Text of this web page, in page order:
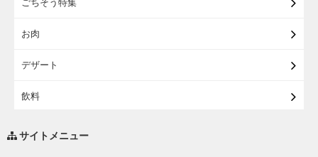
ごちそう特集
お肉
デザート
飲料
サイトメニュー